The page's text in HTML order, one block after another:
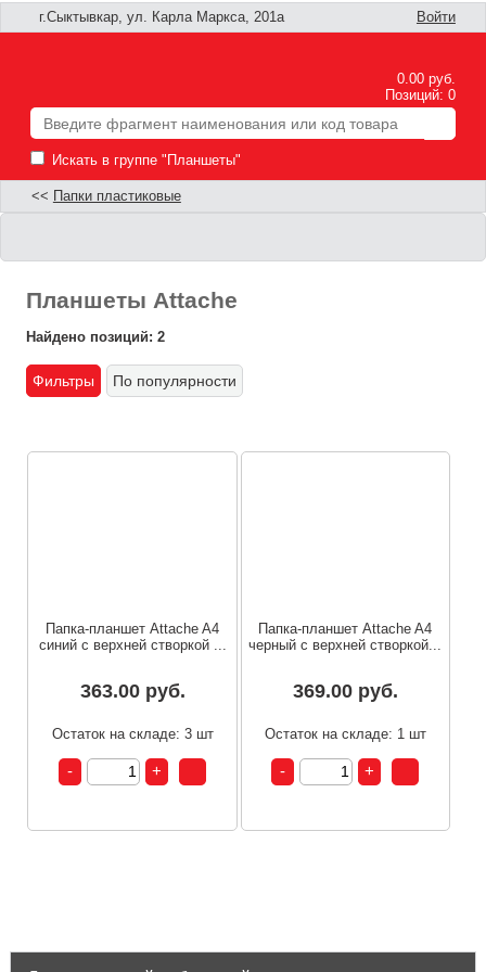
г.Сыктывкар, ул. Карла Маркса, 201а Войти
0.00 руб.
Позиций: 0
Искать в группе "Планшеты"
<< Папки пластиковые
Планшеты Attache
Найдено позиций: 2
Фильтры По популярности
Папка-планшет Attache A4
синий с верхней створкой ...
363.00 руб.
Остаток на складе: 3 шт
Папка-планшет Attache A4
черный с верхней створкой...
369.00 руб.
Остаток на складе: 1 шт